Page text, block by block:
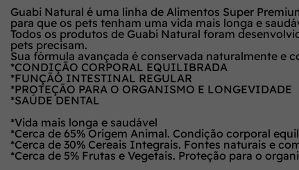
Guabi Natural é uma linha de Alimentos Super
para que os pets tenham uma vida mais longa e
Todos os produtos de Guabi Natural foram
pets precisam.
Sua fórmula avançada é conservada naturalmente e
*CONDIÇÃO CORPORAL EQUILIBRADA
*FUNÇÃO INTESTINAL REGULAR
*PROTEÇÃO PARA O ORGANISMO E LONGEVIDADE
*SAÚDE DENTAL
*Vida mais longa e saudável
*Cerca de 65% Origem Animal. Condição corporal
*Cerca de 30% Cereais Integrais. Fontes naturais e
*Cerca de 5% Frutas e Vegetais. Proteção para o